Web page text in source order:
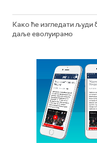
Како ће изгледати људи
даље еволуирамо